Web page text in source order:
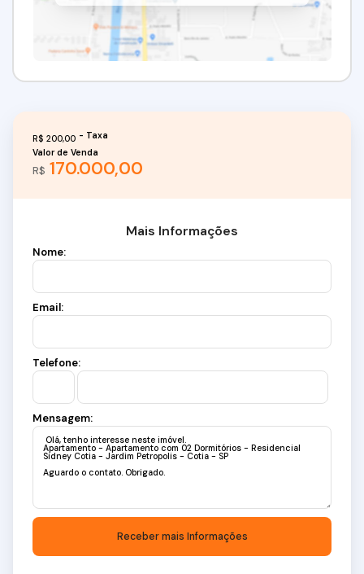
R$ 170.000,00
Valor de Venda
R$ 200,00
Mais Informações
Nome:
Email:
Telefone:
Mensagem: